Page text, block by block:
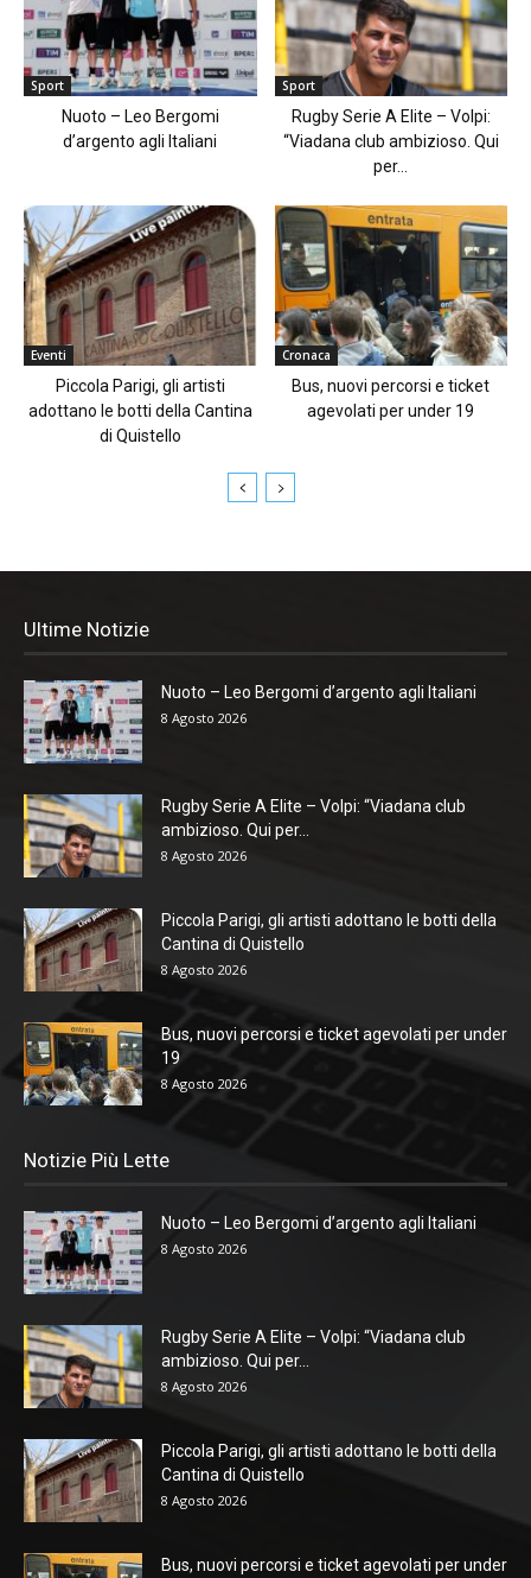
Sport
Nuoto – Leo Bergomi
d’argento agli Italiani
Sport
Rugby Serie A Elite – Volpi:
“Viadana club ambizioso. Qui
per...
Eventi
Piccola Parigi, gli artisti
adottano le botti della Cantina
di Quistello
Cronaca
Bus, nuovi percorsi e ticket
agevolati per under 19
Ultime Notizie
Nuoto – Leo Bergomi d’argento agli Italiani
8 Agosto 2026
Rugby Serie A Elite – Volpi: “Viadana club
ambizioso. Qui per...
8 Agosto 2026
Piccola Parigi, gli artisti adottano le botti della
Cantina di Quistello
8 Agosto 2026
Bus, nuovi percorsi e ticket agevolati per under
19
8 Agosto 2026
Notizie Più Lette
Nuoto – Leo Bergomi d’argento agli Italiani
8 Agosto 2026
Rugby Serie A Elite – Volpi: “Viadana club
ambizioso. Qui per...
8 Agosto 2026
Piccola Parigi, gli artisti adottano le botti della
Cantina di Quistello
8 Agosto 2026
Bus, nuovi percorsi e ticket agevolati per under